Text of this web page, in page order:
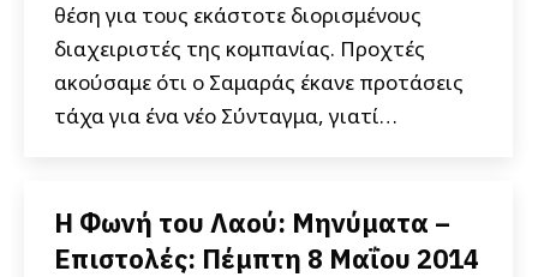
θέση για τους εκάστοτε διορισμένους
διαχειριστές της κομπανίας. Προχτές
ακούσαμε ότι ο Σαμαράς έκανε προτάσεις
τάχα για ένα νέο Σύνταγμα, γιατί…
Η Φωνή του Λαού: Μηνύματα –
Επιστολές: Πέμπτη 8 Μαΐου 2014